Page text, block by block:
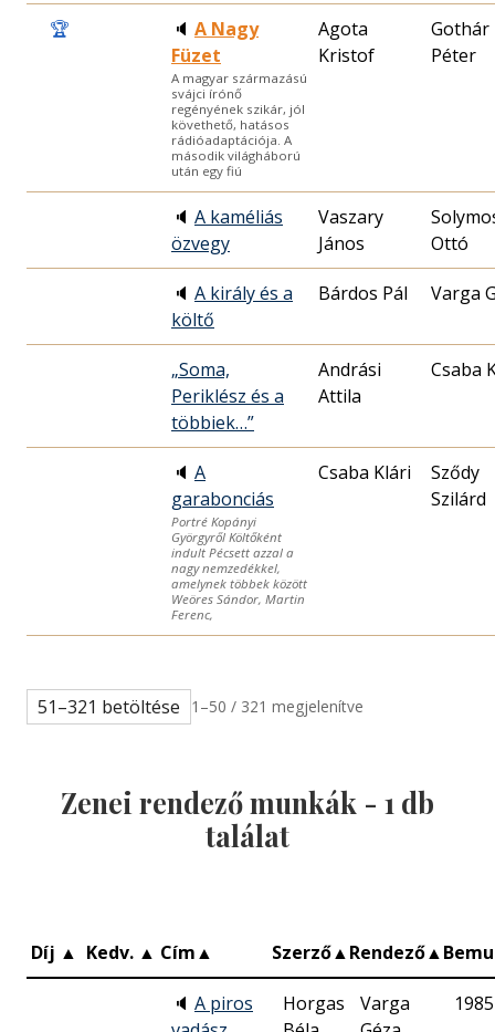
🏆 🔈 A Nagy
Füzet
A magyar származású
svájci írónő
regényének szikár, jól
követhető, hatásos
rádióadaptációja. A
második világháború
után egy fiú
Agota
Kristof
Gothár
Péter
🔈 A kaméliás
özvegy
Vaszary
János
Ottó
🔈 A király és a
költő
Bárdos Pál Varga
„Soma,
Periklész és a
többiek…”
Andrási
Attila
Csaba
🔈 A
garabonciás
Portré Kopányi
Györgyről Költőként
indult Pécsett azzal a
nagy nemzedékkel,
amelynek többek között
Weöres Sándor, Martin
Ferenc,
Csaba Klári
Sződy
Szilárd
51–321 betöltése 1–50 / 321 megjelenítve
Zenei rendező munkák - 1 db
találat
Díj ▲ Kedv. ▲ Cím▲ Szerző▲Rendező▲
🔈 A piros
Horgas
Varga